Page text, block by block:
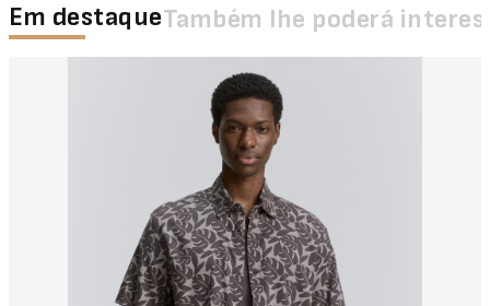
Em destaqueTambém lhe poderá